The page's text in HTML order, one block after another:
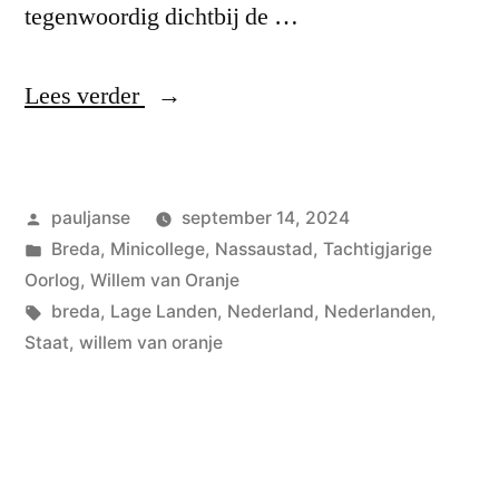
tegenwoordig dichtbij de …
Lees verder
“Staat
Geplaatst
door
pauljanse
september 14, 2024
Geplaatst
in
Breda, Minicollege, Nassaustad, Tachtigjarige
Oorlog, Willem van Oranje
Tags:
breda, Lage Landen, Nederland, Nederlanden,
Staat, willem van oranje